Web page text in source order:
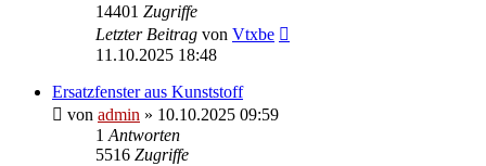
14401 Zugriffe
Letzter Beitrag von Vtxbe
11.10.2025 18:48
Ersatzfenster aus Kunststoff
von admin » 10.10.2025 09:59
1 Antworten
5516 Zugriffe